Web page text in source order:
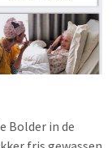
Bolder in de